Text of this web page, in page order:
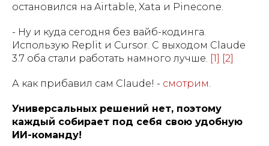
остановился на Airtable, Xata и Pinecone.
- Ну и куда сегодня без вайб-кодинга.
Использую Replit и Cursor. С выходом Claude
3.7 оба стали работать намного лучше. [1] [2]
А как прибавил сам Сlaude! - смотрим
Универсальных решений нет, поэтому
каждый собирает под себя свою удобную
ИИ-команду!